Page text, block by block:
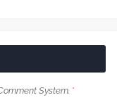
System. *